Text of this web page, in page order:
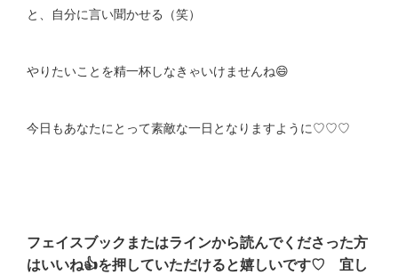
と、自分に言い聞かせる（笑）
やりたいことを精一杯しなきゃいけませんね😄
今日もあなたにとって素敵な一日となりますように♡♡♡
フェイスブックまたはラインから読んでくださった方
はいいね👍を押していただけると嬉しいです♡ 宜し